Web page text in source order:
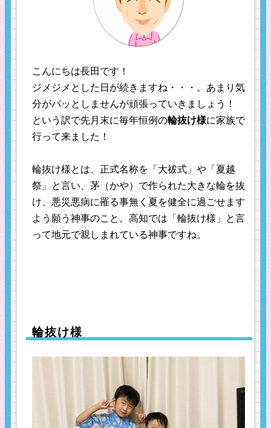
こんにちは長田です！
ジメジメとした日が続きますね・・・。あまり気
分がパッとしませんが頑張っていきましょう！
という訳で先月末に毎年恒例の輪抜け様に家族で
行って来ました！
輪抜け様とは、正式名称を「大祓式」や「夏越
祭」と言い、茅（かや）で作られた大きな輪を抜
け、悪災悪病に罹る事無く夏を健全に過ごせます
よう願う神事のこと。高知では「輪抜け様」と言
って地元で親しまれている神事ですね。
輪抜け様